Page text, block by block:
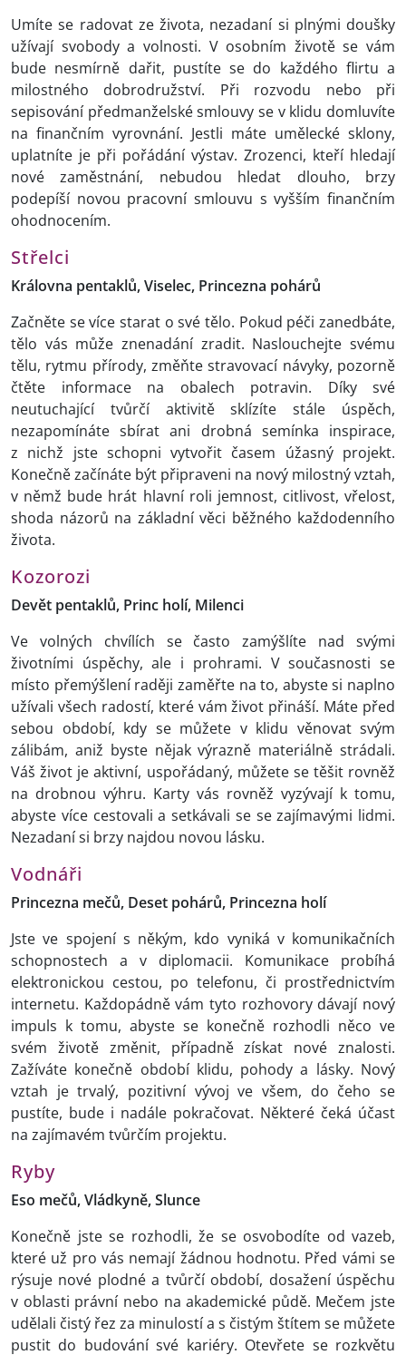
Umíte se radovat ze života, nezadaní si plnými doušky
užívají svobody a volnosti. V osobním životě se vám
bude nesmírně dařit, pustíte se do každého flirtu a
milostného dobrodružství. Při rozvodu nebo při
sepisování předmanželské smlouvy se v klidu domluvíte
na finančním vyrovnání. Jestli máte umělecké sklony,
uplatníte je při pořádání výstav. Zrozenci, kteří hledají
nové zaměstnání, nebudou hledat dlouho, brzy
podepíší novou pracovní smlouvu s vyšším finančním
ohodnocením.
Střelci
Královna pentaklů, Viselec, Princezna pohárů
Začněte se více starat o své tělo. Pokud péči zanedbáte,
tělo vás může znenadání zradit. Naslouchejte svému
tělu, rytmu přírody, změňte stravovací návyky, pozorně
čtěte informace na obalech potravin. Díky své
neutuchající tvůrčí aktivitě sklízíte stále úspěch,
nezapomínáte sbírat ani drobná semínka inspirace,
z nichž jste schopni vytvořit časem úžasný projekt.
Konečně začínáte být připraveni na nový milostný vztah,
v němž bude hrát hlavní roli jemnost, citlivost, vřelost,
shoda názorů na základní věci běžného každodenního
života.
Kozorozi
Devět pentaklů, Princ holí, Milenci
Ve volných chvílích se často zamýšlíte nad svými
životními úspěchy, ale i prohrami. V současnosti se
místo přemýšlení raději zaměřte na to, abyste si naplno
užívali všech radostí, které vám život přináší. Máte před
sebou období, kdy se můžete v klidu věnovat svým
zálibám, aniž byste nějak výrazně materiálně strádali.
Váš život je aktivní, uspořádaný, můžete se těšit rovněž
na drobnou výhru. Karty vás rovněž vyzývají k tomu,
abyste více cestovali a setkávali se se zajímavými lidmi.
Nezadaní si brzy najdou novou lásku.
Vodnáři
Princezna mečů, Deset pohárů, Princezna holí
Jste ve spojení s někým, kdo vyniká v komunikačních
schopnostech a v diplomacii. Komunikace probíhá
elektronickou cestou, po telefonu, či prostřednictvím
internetu. Každopádně vám tyto rozhovory dávají nový
impuls k tomu, abyste se konečně rozhodli něco ve
svém životě změnit, případně získat nové znalosti.
Zažíváte konečně období klidu, pohody a lásky. Nový
vztah je trvalý, pozitivní vývoj ve všem, do čeho se
pustíte, bude i nadále pokračovat. Některé čeká účast
na zajímavém tvůrčím projektu.
Ryby
Eso mečů, Vládkyně, Slunce
Konečně jste se rozhodli, že se osvobodíte od vazeb,
které už pro vás nemají žádnou hodnotu. Před vámi se
rýsuje nové plodné a tvůrčí období, dosažení úspěchu
v oblasti právní nebo na akademické půdě. Mečem jste
udělali čistý řez za minulostí a s čistým štítem se můžete
pustit do budování své kariéry. Otevřete se rozkvětu